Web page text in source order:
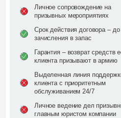
Личное сопровождение на
призывных мероприятиях
Срок действия договора – до
зачисления в запас
Гарантия – возврат средств
клиента призывают в армию
Выделенная линия
клиента с приоритетным
обслуживанием 24/7
Личное ведение дел
главным юристом компании